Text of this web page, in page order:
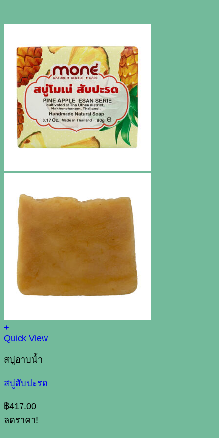
+
Quick View
สบู่อาบน้ำ
สบู่สับปะรด
฿417.00
ลดราคา!